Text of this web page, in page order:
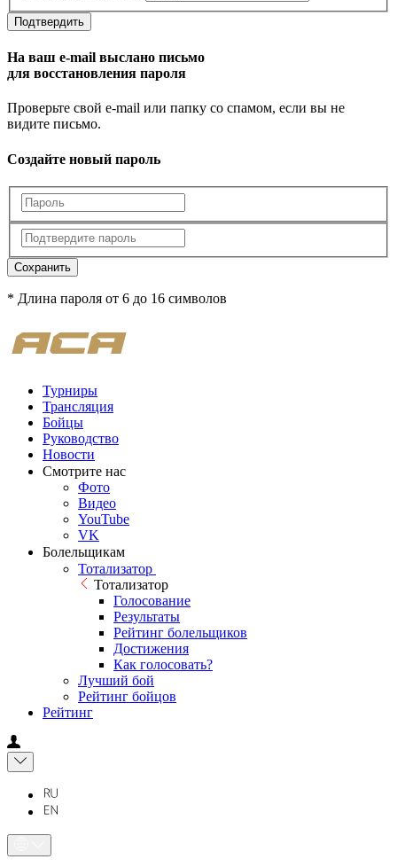
Подтвердить
На ваш e-mail выслано письмо
для восстановления пароля
Проверьте свой e-mail или папку со спамом, если вы не
видите письмо.
Создайте новый пароль
Сохранить
* Длина пароля от 6 до 16 символов
Турниры
Трансляция
Бойцы
Руководство
Новости
Смотрите нас
Фото
Видео
YouTube
VK
Болельщикам
Тотализатор
Тотализатор
Голосование
Результаты
Рейтинг болельщиков
Достижения
Как голосовать?
Лучший бой
Рейтинг бойцов
Рейтинг